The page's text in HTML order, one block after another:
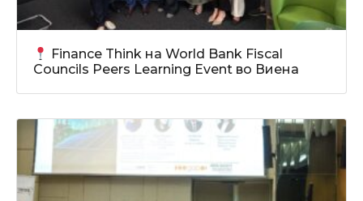
Finance Think на World Bank Fiscal
Councils Peers Learning Event во Виена